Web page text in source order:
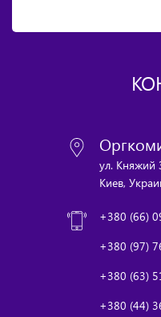
ул. Княжий
Киев,
+380 (66)
+380 (97)
+380 (63)
+380 (44)